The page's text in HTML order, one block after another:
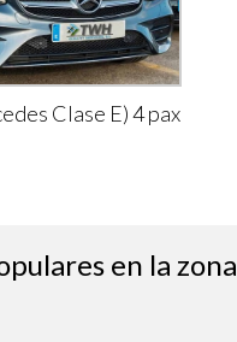
Clase E) 4 pax
en la zona